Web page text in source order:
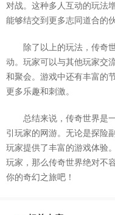
对战。这种多人互动的玩法
能够结交到更多志同道合的伙
除了以上的玩法，传奇
动。玩家可以与其他玩家交
和聚会。游戏中还有丰富的
更多乐趣和刺激。
总结来说，传奇世界是
引玩家的网游。无论是探险
玩家提供了丰富的游戏体验
玩家，那么传奇世界绝对不
你的奇幻之旅吧！